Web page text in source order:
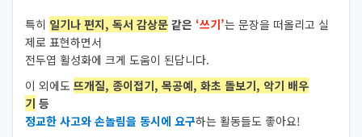
특히 일기나 편지, 독서 감상문 같은 ‘쓰기’는 문장을 떠올리고 실
제로 표현하면서
전두엽 활성화에 크게 도움이 된답니다.
이 외에도 뜨개질, 종이접기, 목공예, 화초 돌보기, 악기 배우
기 등
정교한 사고와 손놀림을 동시에 요구하는 활동들도 좋아요!